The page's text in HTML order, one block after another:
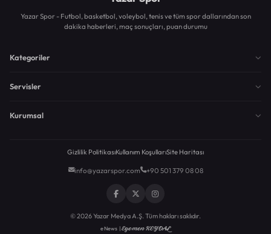
Yazar Spor - Futbol, basketbol, voleybol, tenis ve tüm spor dallarından son
dakika haberleri, maç sonuçları, puan durumu
Kategoriler
Servisler
Kurumsal
Gizlilik PolitikasıKullanım KoşullarıSite Haritası
info@yazarspor.com +90 501 379 08 08
© 2026 Yazar Medya A.Ş. Tüm hakları saklıdır.
eNews |Egemen KEYDAL